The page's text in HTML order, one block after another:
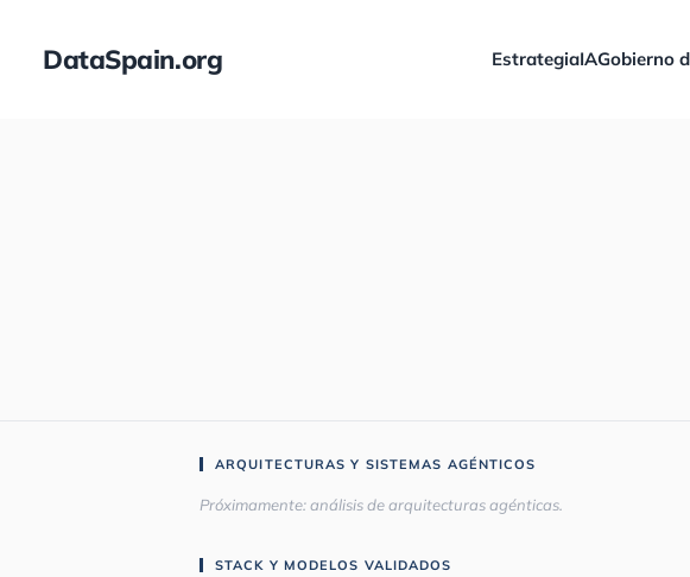
DataSpain.org EstrategiaIAGobierno
ARQUITECTURAS Y SISTEMAS AGÉNTICOS
Próximamente: análisis de arquitecturas agénticas.
STACK Y MODELOS VALIDADOS